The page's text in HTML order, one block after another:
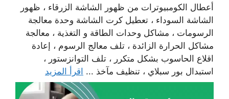
أعطال الكومبيوترات من ظهور الشاشة الزرقاء ، ظهور
الشاشة السوداء ، تعطيل كرت الشاشة وحدة معالجة
الرسومات ، مشاكل وحدات الطاقة و التغذية ، معالجة
مشاكل الحرارة الزائدة ، تلف معالج الرسوم ، إعادة
اقلاع الحاسوب بشكل متكرر ، تلف التوانزستور ،
استبدال بور سبلاي ، تنظيف مآخذ ... اقرأ المزيد